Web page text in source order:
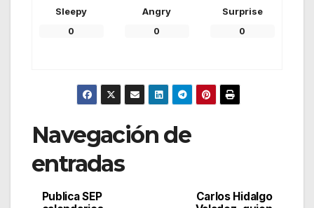
Sleepy
0
Angry
0
Surprise
0
Navegación de
entradas
Carlos Hidalgo
Publica SEP